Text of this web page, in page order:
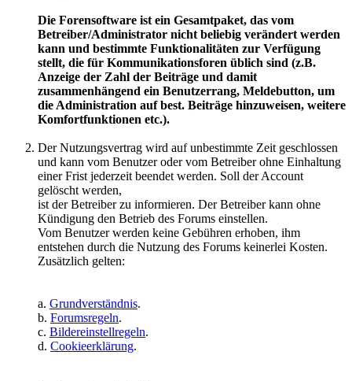
Die Forensoftware ist ein Gesamtpaket, das vom
Betreiber/Administrator nicht beliebig verändert werden
kann und bestimmte Funktionalitäten zur Verfügung
stellt, die für Kommunikationsforen üblich sind (z.B.
Anzeige der Zahl der Beiträge und damit
zusammenhängend ein Benutzerrang, Meldebutton, um
die Administration auf best. Beiträge hinzuweisen, weitere
Komfortfunktionen etc.).
Der Nutzungsvertrag wird auf unbestimmte Zeit geschlossen
und kann vom Benutzer oder vom Betreiber ohne Einhaltung
einer Frist jederzeit beendet werden. Soll der Account
gelöscht werden,
ist der Betreiber zu informieren. Der Betreiber kann ohne
Kündigung den Betrieb des Forums einstellen.
Vom Benutzer werden keine Gebühren erhoben, ihm
entstehen durch die Nutzung des Forums keinerlei Kosten.
Zusätzlich gelten:
a. Grundverständnis.
b. Forumsregeln.
c. Bildereinstellregeln.
d. Cookieerklärung.